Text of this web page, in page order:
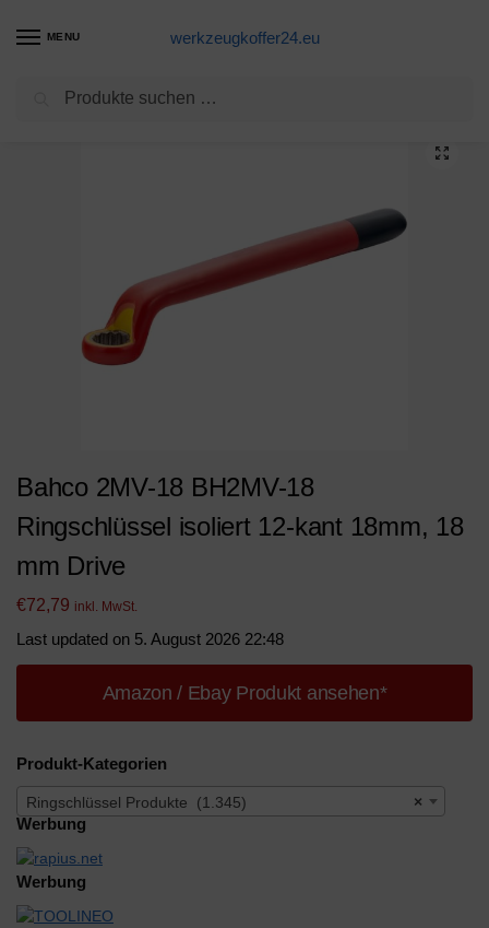
MENU werkzeugkoffer24.eu
Ringschlüssel Produkte
Bahco 2MV-18 BH2MV-18
Ringschlüssel isoliert 12-kant 18mm, 18
mm Drive
€72,79 inkl. MwSt.
Last updated on 5. August 2026 22:48
Amazon / Ebay Produkt ansehen*
Produkt-Kategorien
×
Ringschlüssel Produkte (1.345)
Werbung
Werbung